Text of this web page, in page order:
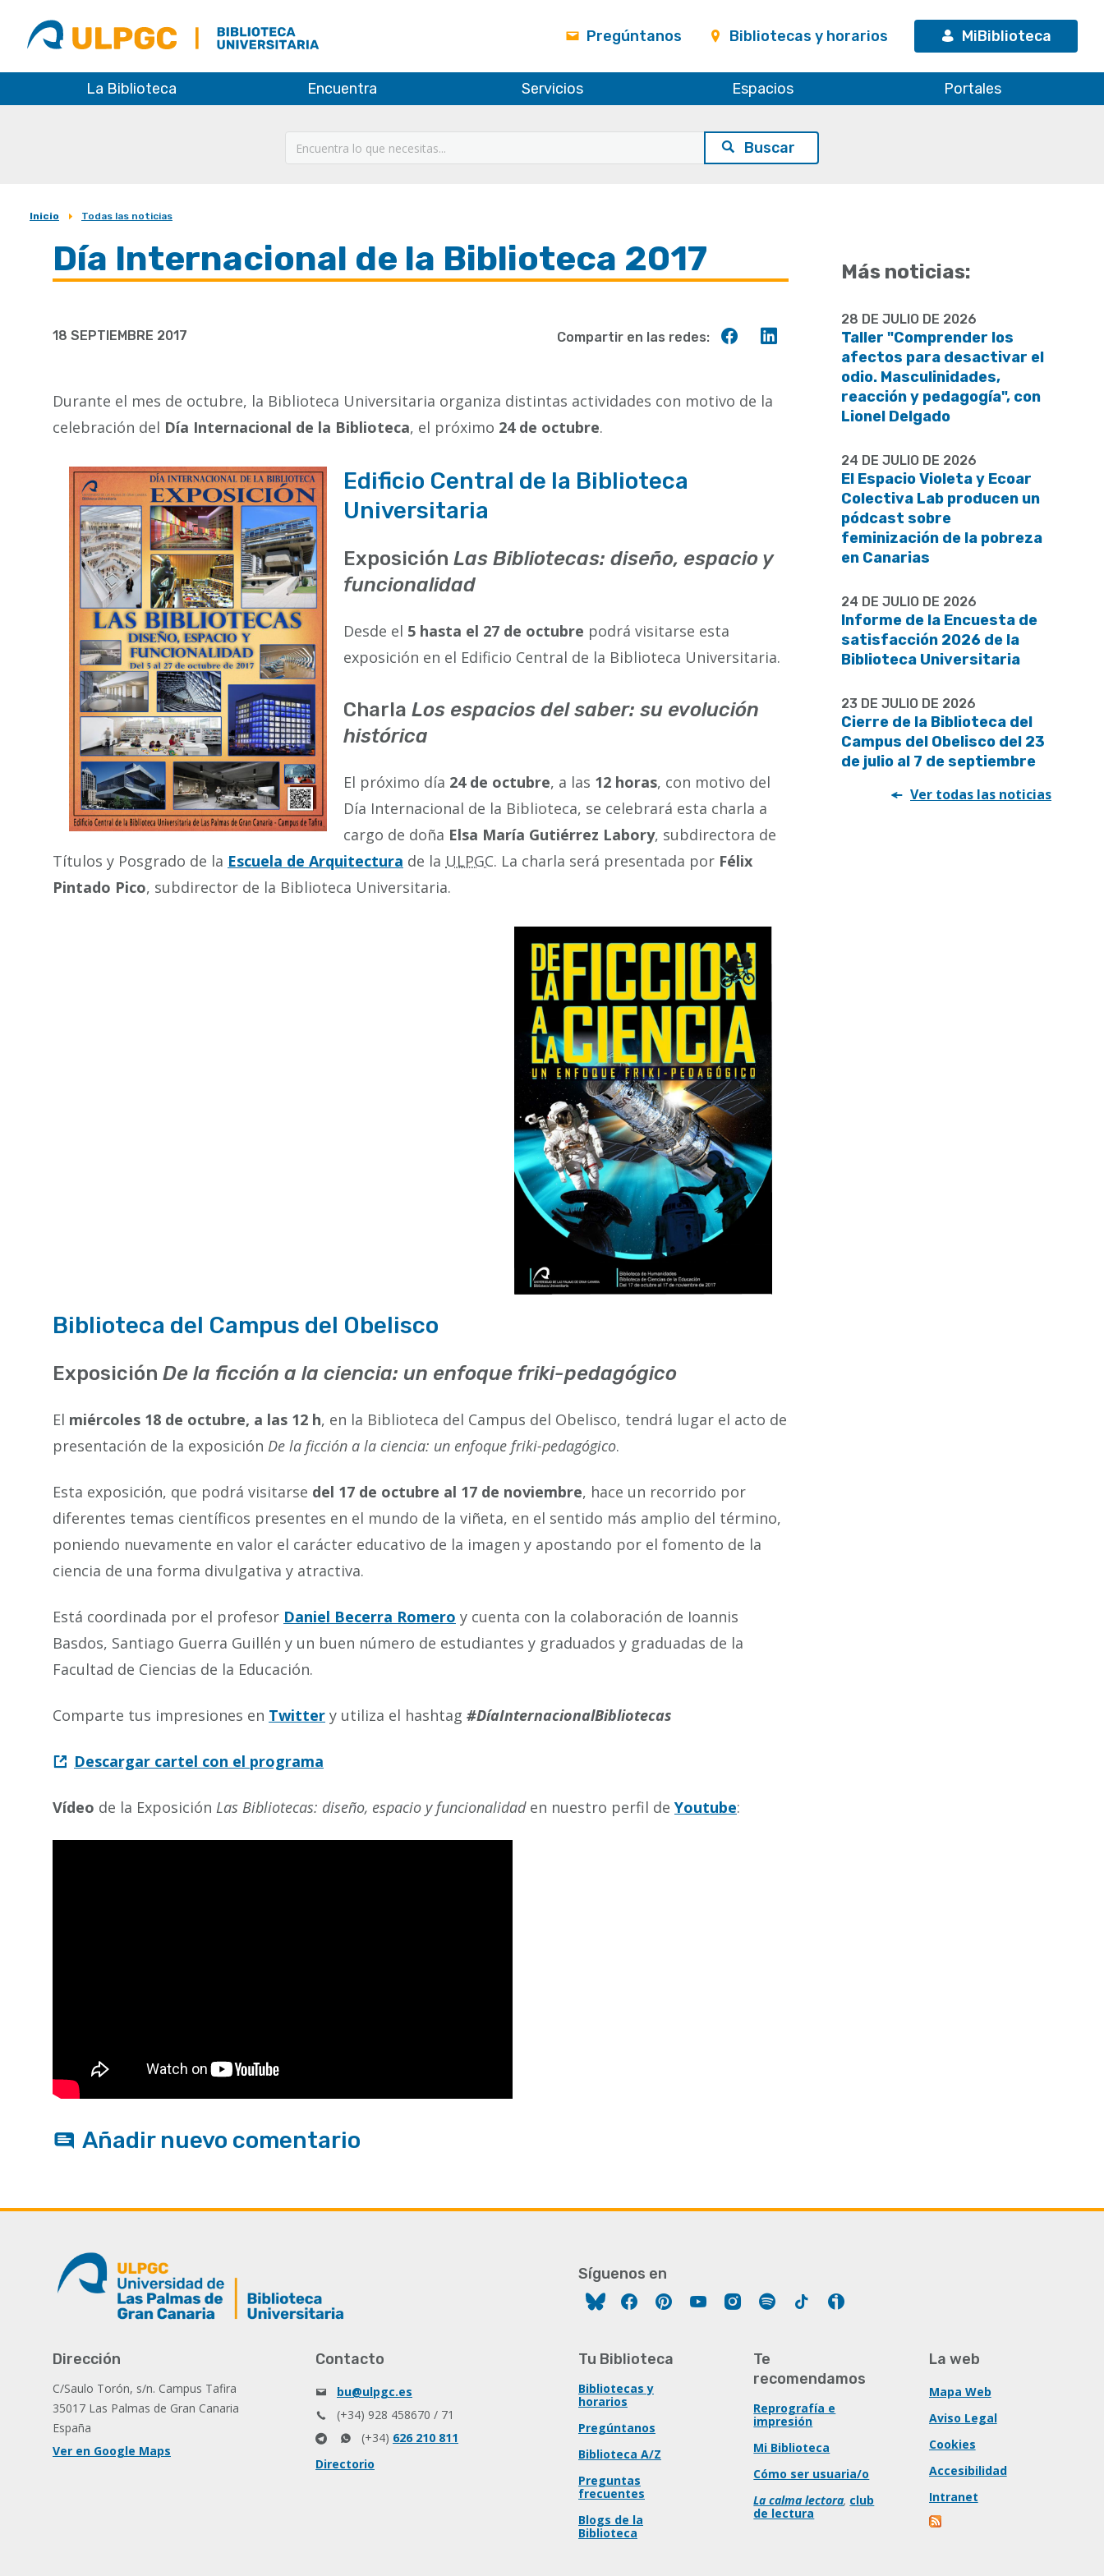
ULPGC
Biblioteca
ULPGC
Pregúntanos Bibliotecas y horarios MiBiblioteca
La Biblioteca Encuentra Servicios Espacios Portales
Sobrescribir
enlaces
de
navegación
Inicio Todas las noticias
Día Internacional de la Biblioteca 2017
18 SEPTIEMBRE 2017
Compartir
Compartir
Compartir en las redes:
Durante el mes de octubre, la Biblioteca Universitaria organiza distintas actividades con motivo de la
celebración del Día Internacional de la Biblioteca, el próximo 24 de octubre.
Edificio Central de la Biblioteca
Universitaria
Exposición Las Bibliotecas: diseño, espacio y
funcionalidad
Desde el 5 hasta el 27 de octubre podrá visitarse esta
exposición en el Edificio Central de la Biblioteca Universitaria.
Charla Los espacios del saber: su evolución
histórica
El próximo día 24 de octubre, a las 12 horas, con motivo del
Día Internacional de la Biblioteca, se celebrará esta charla a
cargo de doña Elsa María Gutiérrez Labory, subdirectora de
Títulos y Posgrado de la Escuela de Arquitectura de la ULPGC. La charla será presentada por Félix
Pintado Pico, subdirector de la Biblioteca Universitaria.
Biblioteca del Campus del Obelisco
Exposición De la ficción a la ciencia: un enfoque friki-pedagógico
El miércoles 18 de octubre, a las 12 h, en la Biblioteca del Campus del Obelisco, tendrá lugar el acto de
presentación de la exposición De la ficción a la ciencia: un enfoque friki-pedagógico.
Esta exposición, que podrá visitarse del 17 de octubre al 17 de noviembre, hace un recorrido por
diferentes temas científicos presentes en el mundo de la viñeta, en el sentido más amplio del término,
poniendo nuevamente en valor el carácter educativo de la imagen y apostando por el fomento de la
ciencia de una forma divulgativa y atractiva.
Está coordinada por el profesor Daniel Becerra Romero y cuenta con la colaboración de Ioannis
Basdos, Santiago Guerra Guillén y un buen número de estudiantes y graduados y graduadas de la
Facultad de Ciencias de la Educación.
Comparte tus impresiones en Twitter y utiliza el hashtag #DíaInternacionalBibliotecas
Descargar cartel con el programa
Vídeo de la Exposición Las Bibliotecas: diseño, espacio y funcionalidaden nuestro perfil de Youtube:
Añadir nuevo comentario
Más noticias:
28 DE JULIO DE 2026
Taller "Comprender los
afectos para desactivar el
odio. Masculinidades,
reacción y pedagogía", con
Lionel Delgado
24 DE JULIO DE 2026
El Espacio Violeta y Ecoar
Colectiva Lab producen un
pódcast sobre
feminización de la pobreza
en Canarias
24 DE JULIO DE 2026
Informe de la Encuesta de
satisfacción 2026 de la
Biblioteca Universitaria
23 DE JULIO DE 2026
Cierre de la Biblioteca del
Campus del Obelisco del 23
de julio al 7 de septiembre
Ver todas las noticias
Síguenos en
FacebookPinterestYouTubeInstagram
Spotify Tiktok
Dirección
C/Saulo Torón, s/n. Campus Tafira
35017 Las Palmas de Gran Canaria
España
Ver en Google Maps
Contacto
bu@ulpgc.es
(+34) 928 458670 / 71
(+34) 626 210 811
Directorio
Tu Biblioteca
Bibliotecas y
horarios
Pregúntanos
Biblioteca A/Z
Preguntas
frecuentes
Blogs de la
Biblioteca
Te
recomendamos
Reprografía e
impresión
Mi Biblioteca
Cómo ser usuaria/o
La calma lectora, club
de lectura
La web
Mapa Web
Aviso Legal
Cookies
Accesibilidad
Intranet